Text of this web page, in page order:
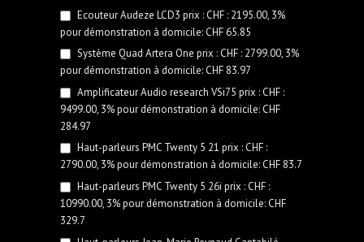
Ecouteur Audeze LCD3 prix : CHF : 2195.00, 3%
pour démonstration à domicile: CHF 65.85
Système Quad Artera One prix : CHF : 2799.00, 3%
pour démonstration à domicile: CHF 83.97
Amplificateur Audio research VSi75 prix : CHF :
9499.00, 3% pour démonstration à domicile: CHF
284.97
Haut-parleurs PMC Twenty 5 21 prix : CHF :
2790.00, 3% pour démonstration à domicile: CHF 83.7
Haut-parleurs PMC Twenty 5 26i prix : CHF :
10990.00, 3% pour démonstration à domicile: CHF
329.7